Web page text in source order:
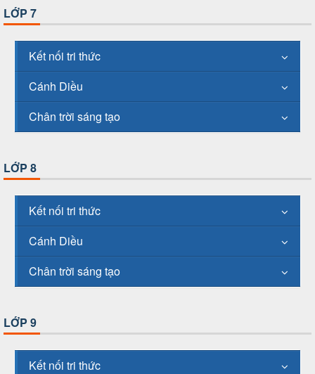
LỚP 7
Kết nối tri thức
Cánh Diều
Chân trời sáng tạo
LỚP 8
Kết nối tri thức
Cánh Diều
Chân trời sáng tạo
LỚP 9
Kết nối tri thức